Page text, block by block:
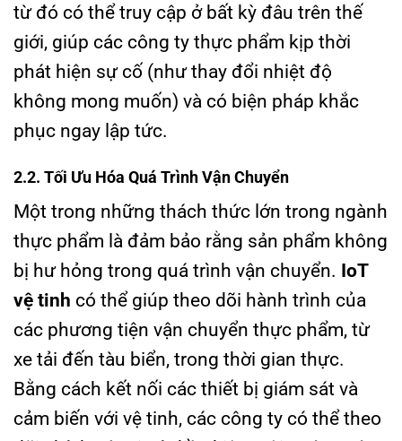
từ đó có thể truy cập ở bất kỳ đâu trên thế
giới, giúp các công ty thực phẩm kịp thời
phát hiện sự cố (như thay đổi nhiệt độ
không mong muốn) và có biện pháp khắc
phục ngay lập tức.
2.2. Tối Ưu Hóa Quá Trình Vận Chuyển
Một trong những thách thức lớn trong ngành
thực phẩm là đảm bảo rằng sản phẩm không
bị hư hỏng trong quá trình vận chuyển. IoT
vệ tinh có thể giúp theo dõi hành trình của
các phương tiện vận chuyển thực phẩm, từ
xe tải đến tàu biển, trong thời gian thực.
Bằng cách kết nối các thiết bị giám sát và
cảm biến với vệ tinh, các công ty có thể theo